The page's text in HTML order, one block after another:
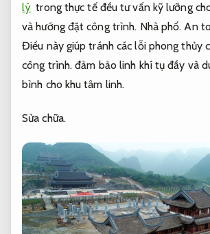
lý trong thực tế đều tư vấn kỹ lưỡng
và hướng đặt công trình. Nhà phố. An
Điều này giúp tránh các lỗi phong thủy
công trình. đảm bảo linh khí tụ đầy và
bình cho khu tâm linh.
Sửa chữa.